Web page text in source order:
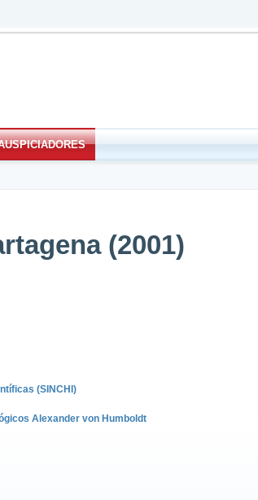
(2001)
(SINCHI)
Alexander von Humboldt